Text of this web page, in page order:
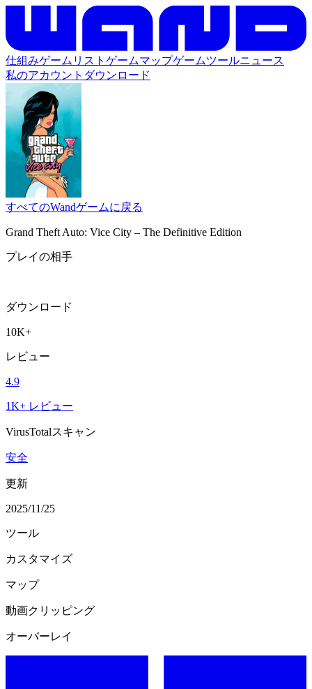
仕組みゲームリスト ゲームマップゲームツールニュース
私のアカウント ダウンロード
すべてのWandゲームに戻る
Grand Theft Auto: Vice City – The Definitive Edition
プレイの相手
ダウンロード
10K+
レビュー
4.9
1K+ レビュー
VirusTotalスキャン
安全
更新
2025/11/25
ツール
カスタマイズ
マップ
動画クリッピング
オーバーレイ